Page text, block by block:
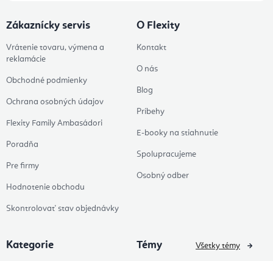
Zákaznícky servis
Vrátenie tovaru, výmena a
reklamácie
Obchodné podmienky
Ochrana osobných údajov
Flexity Family Ambasádori
Poradňa
Pre firmy
Hodnotenie obchodu
Skontrolovať stav objednávky
O Flexity
Kontakt
O nás
Blog
Príbehy
E-booky na stiahnutie
Spolupracujeme
Osobný odber
Kategorie Témy Všetky témy